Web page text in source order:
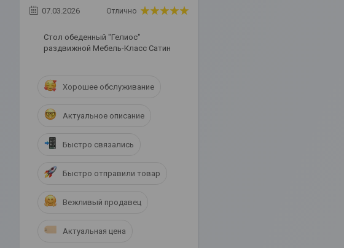
07.03.2026 Отлично
Стол обеденный "Гелиос"
раздвижной Мебель-Класс Сатин
Хорошее обслуживание
Актуальное описание
Быстро связались
Быстро отправили товар
Вежливый продавец
Актуальная цена